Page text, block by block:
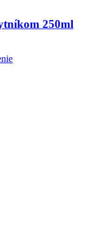
250ml